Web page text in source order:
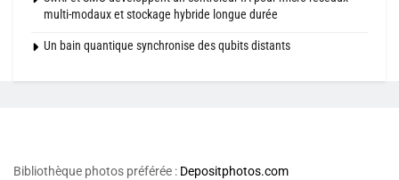
multi-modaux et stockage hybride longue durée
Un bain quantique synchronise des qubits distants
Bibliothèque photos préférée : Depositphotos.com